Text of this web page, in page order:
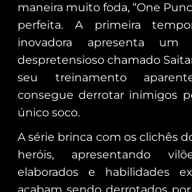
maneira muito foda, “One
perfeita. A primeira
inovadora apresenta
despretensioso chamado
seu treinamento
consegue derrotar inimigos
único soco.
A série brinca com os clichês
heróis, apresentando
elaborados e habilidades